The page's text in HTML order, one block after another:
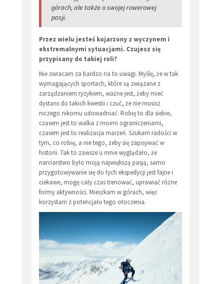
górach, ale także o swojej rowerowej
pasji.
Przez wielu jesteś kojarzony z wyczynem i
ekstremalnymi sytuacjami. Czujesz się
przypisany do takiej roli?
Nie zwracam za bardzo na to uwagi. Myślę, że w tak
wymagających sportach, które są związane z
zarządzaniem ryzykiem, ważne jest, żeby mieć
dystans do takich kwestii i czuć, że nie musisz
niczego nikomu udowadniać. Robię to dla siebie,
czasem jest to walka z moimi ograniczeniami,
czasem jest to realizacja marzeń. Szukam radości w
tym, co robię, a nie tego, żeby się zapisywać w
historii. Tak to zawsze u mnie wyglądało, że
narciarstwo było moją największą pasją, samo
przygotowywanie się do tych ekspedycji jest fajne i
ciekawe, mogę cały czas trenować, uprawiać różne
formy aktywności. Mieszkam w górach, więc
korzystam z potencjału tego otoczenia.